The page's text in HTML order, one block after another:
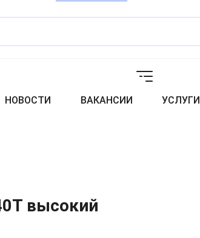
НОВОСТИ ВАКАНСИИ УСЛУГИ
высокий